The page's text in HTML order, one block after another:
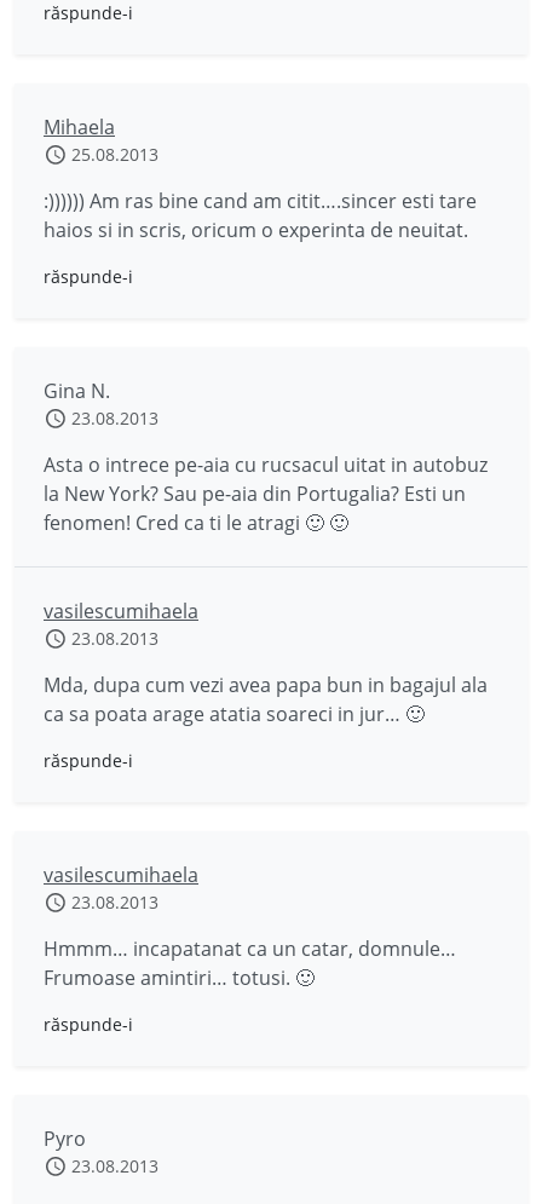
răspunde-i
Mihaela
25.08.2013
:)))))) Am ras bine cand am citit….sincer esti tare
haios si in scris, oricum o experinta de neuitat.
răspunde-i
Gina N.
23.08.2013
Asta o intrece pe-aia cu rucsacul uitat in autobuz
la New York? Sau pe-aia din Portugalia? Esti un
fenomen! Cred ca ti le atragi 🙂 🙂
vasilescumihaela
23.08.2013
Mda, dupa cum vezi avea papa bun in bagajul ala
ca sa poata arage atatia soareci in jur… 🙂
răspunde-i
vasilescumihaela
23.08.2013
Hmmm… incapatanat ca un catar, domnule…
Frumoase amintiri… totusi. 🙂
răspunde-i
Pyro
23.08.2013